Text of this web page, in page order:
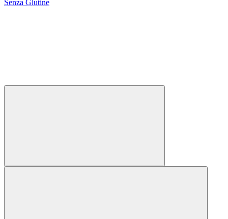
Senza Glutine